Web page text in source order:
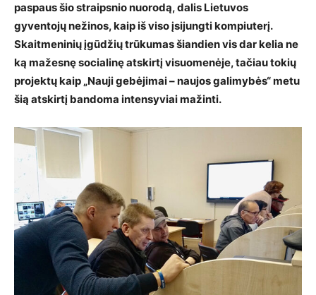
paspaus šio straipsnio nuorodą, dalis Lietuvos
gyventojų nežinos, kaip iš viso įsijungti kompiuterį.
Skaitmeninių įgūdžių trūkumas šiandien vis dar kelia ne
ką mažesnę socialinę atskirtį visuomenėje, tačiau tokių
projektų kaip „Nauji gebėjimai – naujos galimybės“ metu
šią atskirtį bandoma intensyviai mažinti.